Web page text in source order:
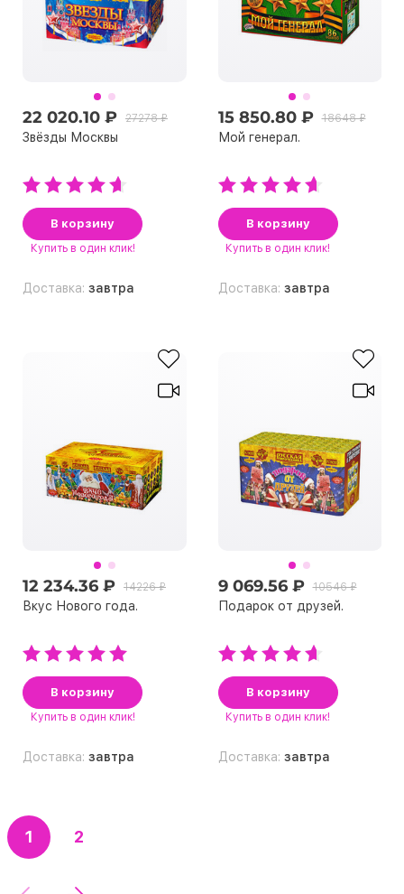
22 020.10 ₽ 27278 ₽
Звёзды Москвы
В корзину
Купить в один клик!
Доставка: завтра
15 850.80 ₽ 18648 ₽
Мой генерал.
В корзину
Купить в один клик!
Доставка: завтра
12 234.36 ₽ 14226 ₽
Вкус Нового года.
В корзину
Купить в один клик!
Доставка: завтра
9 069.56 ₽ 10546 ₽
Подарок от друзей.
В корзину
Купить в один клик!
Доставка: завтра
1 2